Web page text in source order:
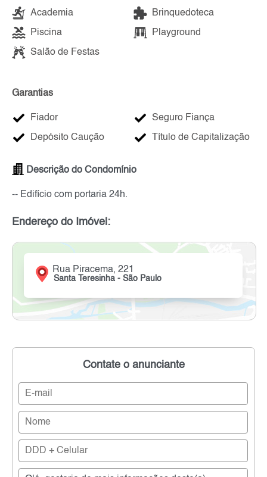
Academia Brinquedoteca
Piscina Playground
Salão de Festas
Garantias
Fiador Seguro Fiança
Depósito Caução Título de Capitalização
Descrição do Condomínio
-- Edifício com portaria 24h.
Endereço do Imóvel:
Rua Piracema, 221
Santa Teresinha - São Paulo
Contate o anunciante